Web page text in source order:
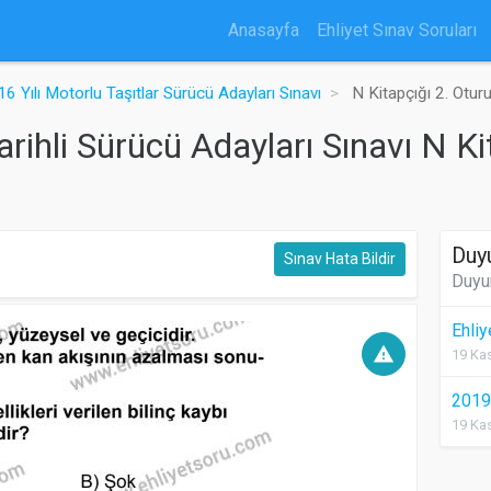
Anasayfa Ehliyet Sınav Soruları
Yılı Motorlu Taşıtlar Sürücü Adayları Sınavı N Kitapçığı 2.
Sürücü Adayları Sınavı N
Sınav Hata Bildir
warning 19
19